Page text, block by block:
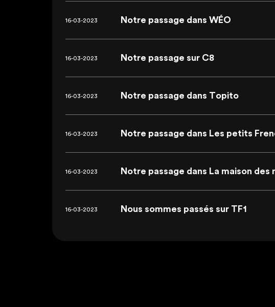
16-03-2023 Notre passage dans WÉO
16-03-2023 Notre passage sur C8
16-03-2023 Notre passage dans Topito
16-03-2023 Notre passage dans Les petits
16-03-2023 Notre passage dans La maison des
16-03-2023 Nous sommes passés sur TF1